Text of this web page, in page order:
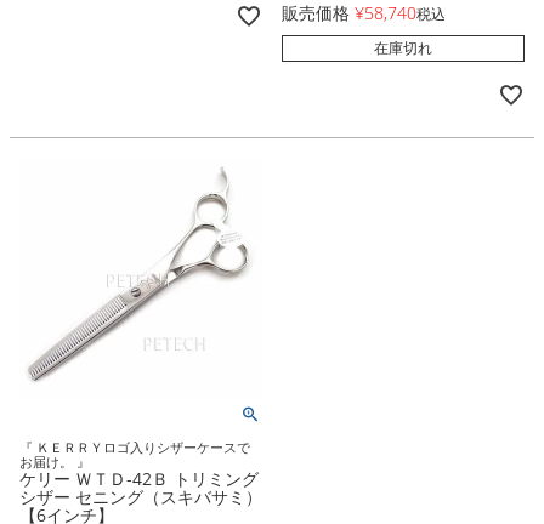
販売価格 ¥58,740税込
在庫切れ
『 ＫＥＲＲＹロゴ入りシザーケースで
お届け。 』
ケリー ＷＴＤ-42Ｂ トリミング
シザー セニング（スキバサミ）
【6インチ】